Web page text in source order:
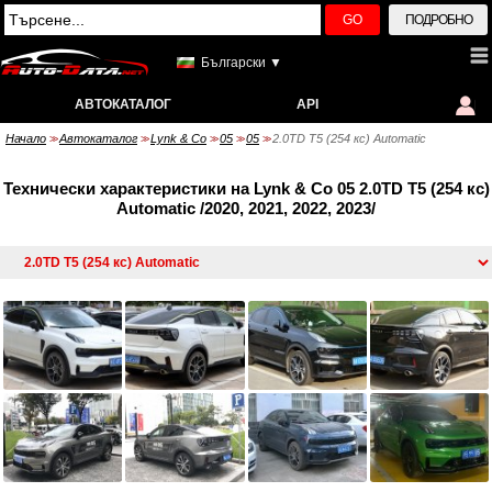
GO ПОДРОБНО
Български ▼
АВТОКАТАЛОГ API
Начало >> Автокаталог >> Lynk & Co >> 05 >> 05 >> 2.0TD T5 (254 кс) Automatic
Технически характеристики на Lynk & Co 05 2.0TD T5 (254 кс)
Automatic /2020, 2021, 2022, 2023/